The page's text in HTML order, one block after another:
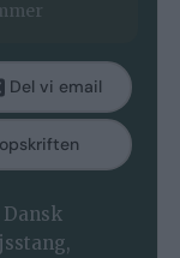
Del vi email
Dansk